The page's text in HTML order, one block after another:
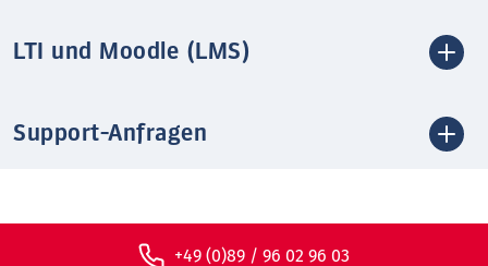
LTI und Moodle (LMS)
Support-Anfragen
+49 (0)89 / 96 02 96 03